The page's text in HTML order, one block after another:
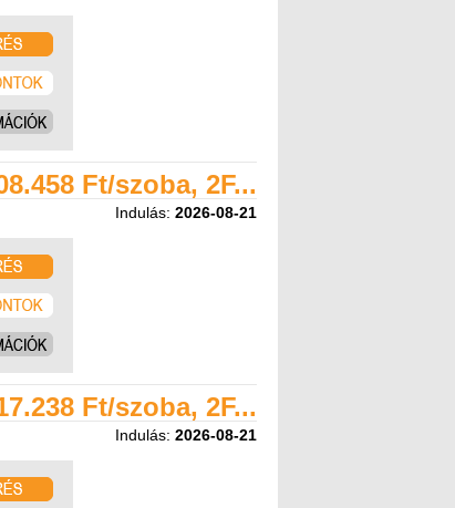
Ft/szoba, 2F...
Indulás: 2026-08-21
Ft/szoba, 2F...
Indulás: 2026-08-21